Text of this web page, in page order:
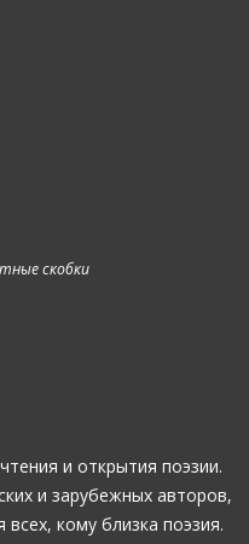
скобки
и открытия поэзии.
и зарубежных авторов,
кому близка поэзия.